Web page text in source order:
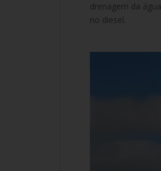
drenagem da
no diesel.